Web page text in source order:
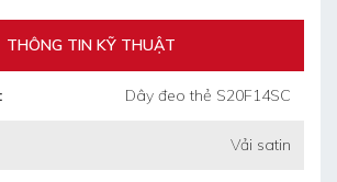
làm mẫu: 4 ngày
THÔNG TIN KỸ THUẬT
Dây đeo thẻ S20F14SC
Vải satin